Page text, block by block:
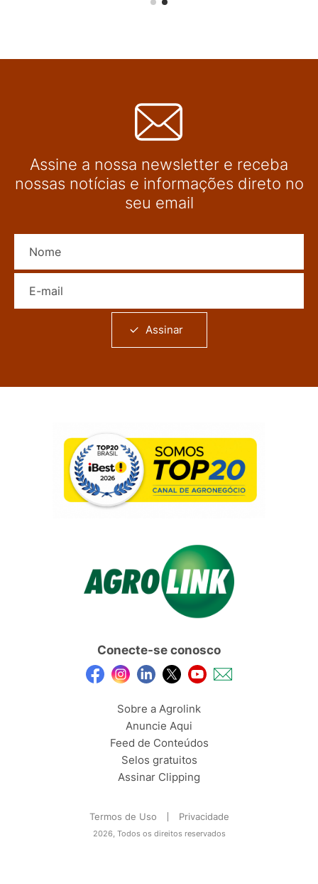
Assine a nossa newsletter e receba
nossas notícias e informações direto no
seu email
Assinar
Conecte-se conosco
Sobre a Agrolink
Anuncie Aqui
Feed de Conteúdos
Selos gratuitos
Assinar Clipping
Termos de Uso Privacidade
2026, Todos os direitos reservados